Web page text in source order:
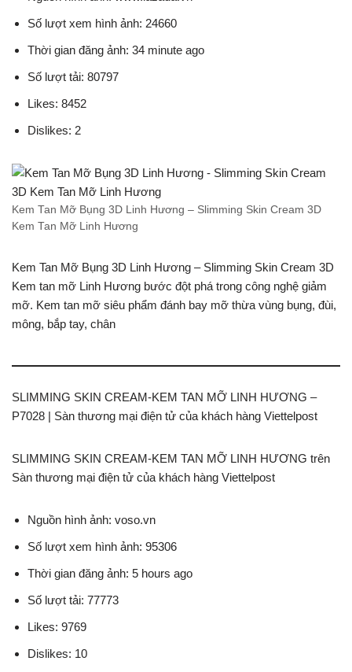
Số lượt xem hình ảnh: 24660
Thời gian đăng ảnh: 34 minute ago
Số lượt tải: 80797
Likes: 8452
Dislikes: 2
Kem Tan Mỡ Bụng 3D Linh Hương – Slimming Skin Cream 3D
Kem Tan Mỡ Linh Hương
Kem Tan Mỡ Bụng 3D Linh Hương – Slimming Skin Cream 3D
Kem tan mỡ Linh Hương bước đột phá trong công nghệ giảm
mỡ. Kem tan mỡ siêu phẩm đánh bay mỡ thừa vùng bụng, đùi,
mông, bắp tay, chân
SLIMMING SKIN CREAM-KEM TAN MỠ LINH HƯƠNG –
P7028 | Sàn thương mại điện tử của khách hàng Viettelpost
SLIMMING SKIN CREAM-KEM TAN MỠ LINH HƯƠNG trên
Sàn thương mại điện tử của khách hàng Viettelpost
Nguồn hình ảnh: voso.vn
Số lượt xem hình ảnh: 95306
Thời gian đăng ảnh: 5 hours ago
Số lượt tải: 77773
Likes: 9769
Dislikes: 10